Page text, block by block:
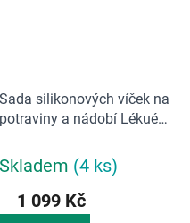
Sada silikonových víček na
potraviny a nádobí Lékué
ks
Skladem (4 ks)
1 099 Kč